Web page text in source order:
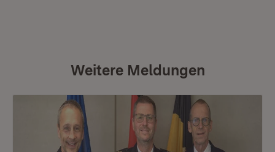
Weitere Meldungen